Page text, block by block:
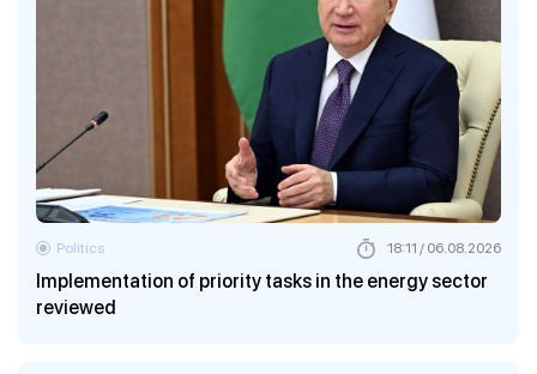
Implementation of priority tasks in the energy sector
reviewed
Politics 18:11 / 06.08.2026